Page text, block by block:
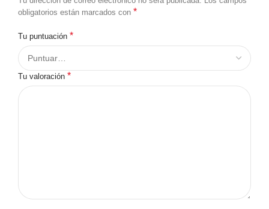
obligatorios están marcados con *
Tu puntuación *
Tu valoración *